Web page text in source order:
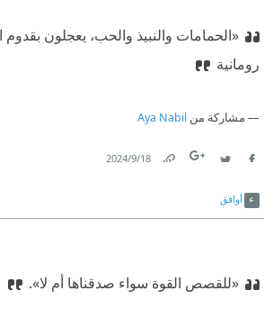
«الحمامات والنبيذ والحب، يعجلون بقدوم
رومانية
مشاركة من Aya Nabil
18‏/9‏/2024
أوافق
«للقصص القوة سواء صدقناها أم لا».